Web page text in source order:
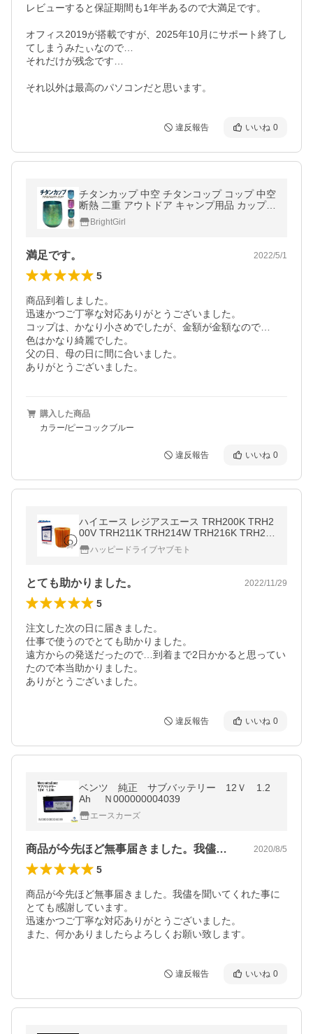
レビューすると保証期間も1年半あるので大満足です。
オフィス2019が搭載ですが、2025年10月にサポート終了し
てしまうみたぃなので…
それだけが残念です…
違反報告 いいね 0
チタンカップ 中空 チタンコップ コップ 中空
断熱 二重 アウトドア キャンプ用品 カップ
バーベキュー 小物 ドリンクカップ 純チタン
コップ
BrightGirl
満足です。 2022/5/1
5
商品到着しました。
迅速かつご丁寧な対応ありがとうございました。
コップは、かなり小さめでしたが、金額が金額なので…
色はかなり綺麗でした。
父の日、母の日に間に合いました。
ありがとうございました。
購入した商品
カラー/ピーコックブルー
違反報告 いいね 0
ハイエース レジアスエース TRH200K TRH2
00V TRH211K TRH214W TRH216K TRH21
9W オイルフィルター オイルエレメント AC
デルコ PF314J
ハッピードライブヤブモト
とても助かりました。 2022/11/29
5
注文した次の日に届きました。
仕事で使うのでとても助かりました。
遠方からの発送だったので…到着まで2日かかると思ってい
たので本当助かりました。
ありがとうございました。
違反報告 いいね 0
ベンツ 純正 サブバッテリー 12Ｖ 1.2
Ah Ｎ000000004039
エースカーズ
商品が今先ほど無事届きました。我儘を聞… 2020/8/5
5
商品が今先ほど無事届きました。我儘を聞いてくれた事に
とても感謝しています。
迅速かつご丁寧な対応ありがとうございました。
また、何かありましたらよろしくお願い致します。
違反報告 いいね 0